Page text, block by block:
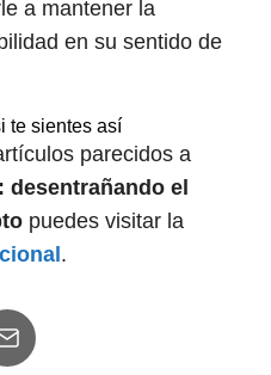
a mantener la
en su sentido de
te sientes así
parecidos a
el
puedes visitar la
.